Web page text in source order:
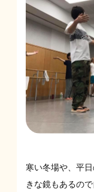
寒い冬場や、平
きな鏡もあるの